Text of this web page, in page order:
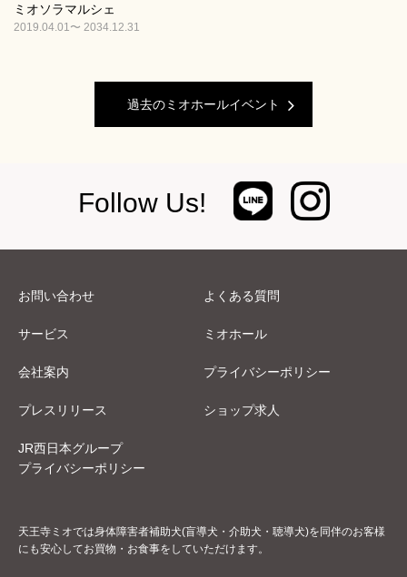
ミオソラマルシェ
2019.04.01〜 2034.12.31
過去のミオホールイベント
Follow Us!
お問い合わせ よくある質問
サービス ミオホール
会社案内 プライバシーポリシー
プレスリリース ショップ求人
JR西日本グループ
プライバシーポリシー
天王寺ミオでは身体障害者補助犬(盲導犬・介助犬・聴導犬)を同伴のお客様
にも安心してお買物・お食事をしていただけます。